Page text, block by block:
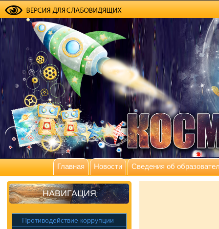
Главная Новости Сведения об
НАВИГАЦИЯ
Противодействие коррупции